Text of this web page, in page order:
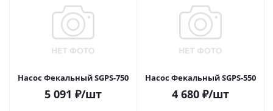
Насос Фекальный SGPS-750
5 091 ₽/шт
Насос Фекальный SGPS-550
4 680 ₽/шт